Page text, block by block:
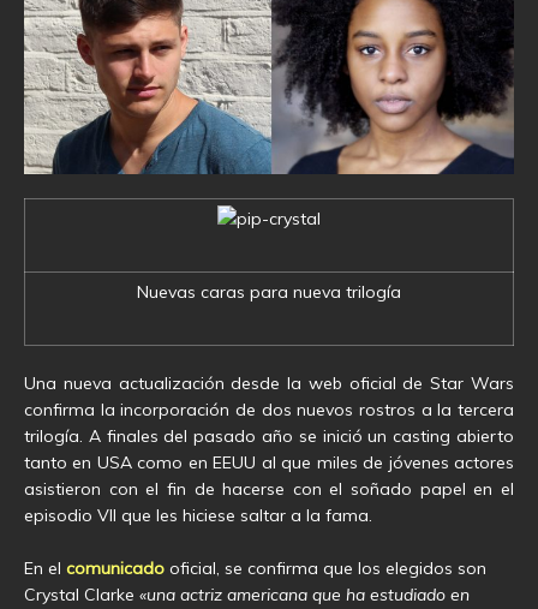
Nuevas caras para nueva trilogía
Una nueva actualización desde la web oficial de Star Wars
confirma la incorporación de dos nuevos rostros a la tercera
trilogía. A finales del pasado año se inició un casting abierto
tanto en USA como en EEUU al que miles de jóvenes actores
asistieron con el fin de hacerse con el soñado papel en el
episodio VII que les hiciese saltar a la fama.
En el comunicado oficial, se confirma que los elegidos son
Crystal Clarke «una actriz americana que ha estudiado en